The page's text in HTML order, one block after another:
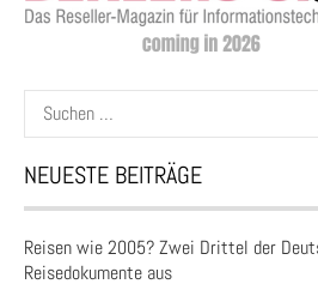
Suchen
nach:
NEUESTE BEITRÄGE
Reisen wie 2005? Zwei Drittel der
Reisedokumente aus